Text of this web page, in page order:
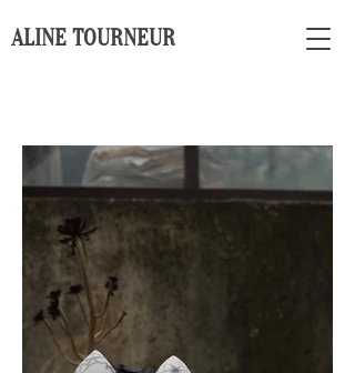
ALINE TOURNEUR